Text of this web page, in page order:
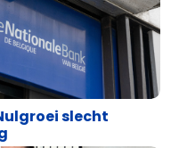
slecht